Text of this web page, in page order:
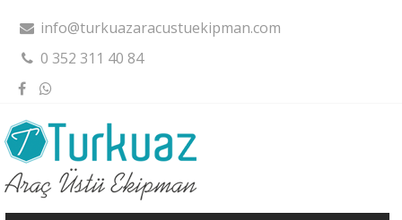
info@turkuazaracustuekipman.com
0 352 311 40 84